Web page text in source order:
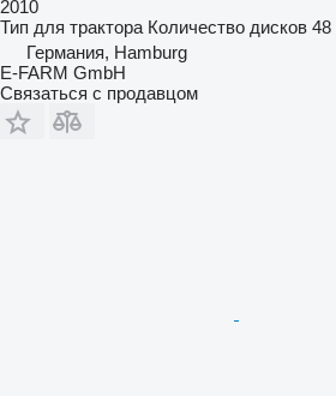
2010
Тип для трактора Количество дисков 48
Германия, Hamburg
E-FARM GmbH
Связаться с продавцом